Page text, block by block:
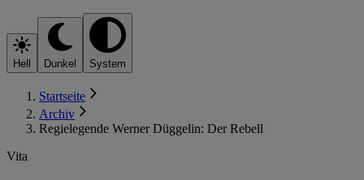
Hell Dunkel System
Startseite
Archiv
Regielegende Werner Düggelin: Der Rebell
Vita